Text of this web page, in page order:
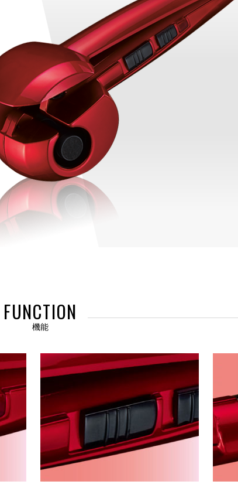
FUNCTION
機能